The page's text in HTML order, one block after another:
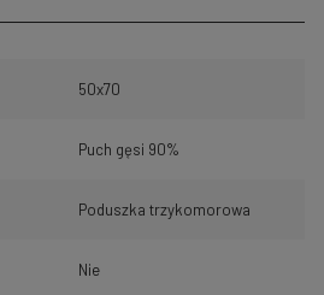
50x70
Puch gęsi 90%
Poduszka trzykomorowa
Nie